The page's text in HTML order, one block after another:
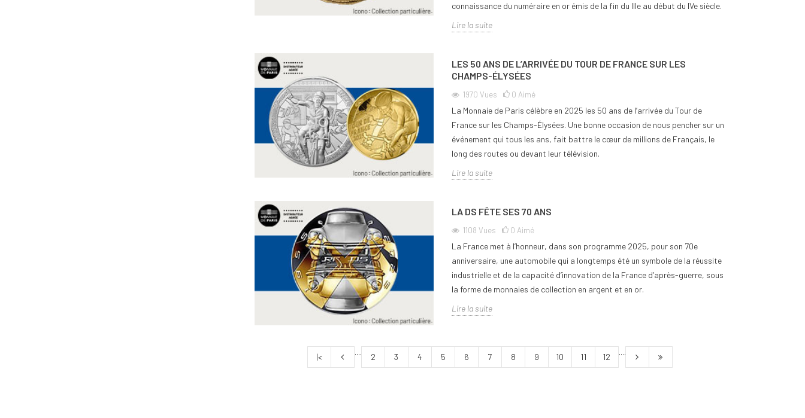
connaissance du numéraire en or émis de la fin du IIIe au début du IVe siècle.
Lire la suite
LES 50 ANS DE L’ARRIVÉE DU TOUR DE FRANCE SUR LES
CHAMPS-ÉLYSÉES
1970 Vues 0 Aimé
La Monnaie de Paris célèbre en 2025 les 50 ans de l’arrivée du Tour de
France sur les Champs-Élysées. Une bonne occasion de nous pencher sur un
événement qui tous les ans, fait battre le cœur de millions de Français, le
long des routes ou devant leur télévision.
Lire la suite
LA DS FÊTE SES 70 ANS
1108 Vues 0 Aimé
La France met à l’honneur, dans son programme 2025, pour son 70e
anniversaire, une automobile qui a longtemps été un symbole de la réussite
industrielle et de la capacité d’innovation de la France d’après-guerre, sous
la forme de monnaies de collection en argent et en or.
Lire la suite
|< .... 2 3 4 5 6 7 8 9 10 11 12 ....